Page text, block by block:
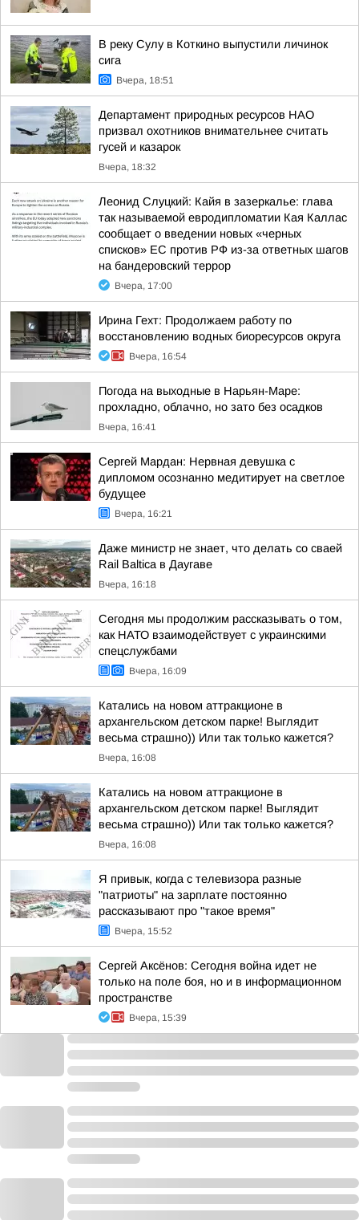
В реку Сулу в Коткино выпустили личинок
сига
Вчера, 18:51
Департамент природных ресурсов НАО
призвал охотников внимательнее считать
гусей и казарок
Вчера, 18:32
Леонид Слуцкий: Кайя в зазеркалье: глава
так называемой евродипломатии Кая Каллас
сообщает о введении новых «черных
списков» ЕС против РФ из-за ответных шагов
на бандеровский террор
Вчера, 17:00
Ирина Гехт: Продолжаем работу по
восстановлению водных биоресурсов округа
Вчера, 16:54
Погода на выходные в Нарьян-Маре:
прохладно, облачно, но зато без осадков
Вчера, 16:41
Сергей Мардан: Нервная девушка с
дипломом осознанно медитирует на светлое
будущее
Вчера, 16:21
Даже министр не знает, что делать со сваей
Rail Baltica в Даугаве
Вчера, 16:18
Сегодня мы продолжим рассказывать о том,
как НАТО взаимодействует с украинскими
спецслужбами
Вчера, 16:09
Катались на новом аттракционе в
архангельском детском парке! Выглядит
весьма страшно)) Или так только кажется?
Вчера, 16:08
Катались на новом аттракционе в
архангельском детском парке! Выглядит
весьма страшно)) Или так только кажется?
Вчера, 16:08
Я привык, когда с телевизора разные
"патриоты" на зарплате постоянно
рассказывают про "такое время"
Вчера, 15:52
Сергей Аксёнов: Сегодня война идет не
только на поле боя, но и в информационном
пространстве
Вчера, 15:39